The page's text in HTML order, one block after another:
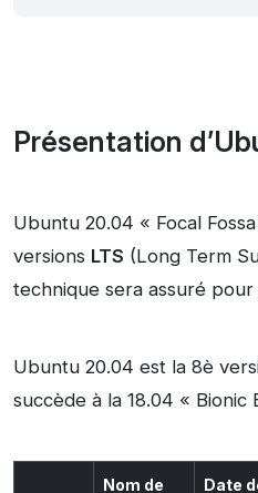
Présentation
Ubuntu 20.04 « Focal
versions LTS (Long Term
technique sera assuré pour
Ubuntu 20.04 est la 8è
succède à la 18.04 « Bionic
Nom de
Date